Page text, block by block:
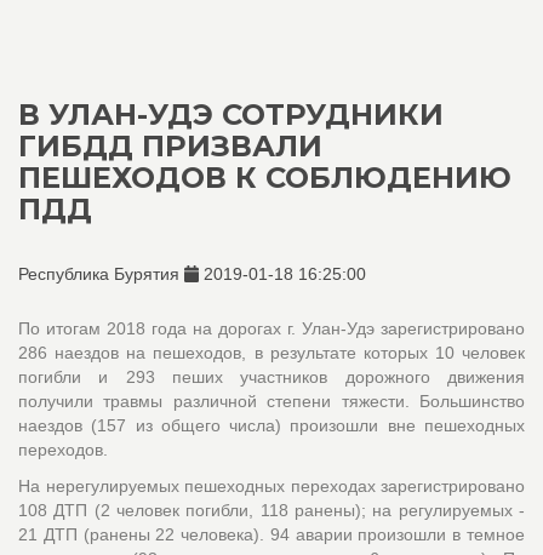
В УЛАН-УДЭ СОТРУДНИКИ
ГИБДД ПРИЗВАЛИ
ПЕШЕХОДОВ К СОБЛЮДЕНИЮ
ПДД
Республика Бурятия 2019-01-18 16:25:00
По итогам 2018 года на дорогах г. Улан-Удэ зарегистрировано
286 наездов на пешеходов, в результате которых 10 человек
погибли и 293 пеших участников дорожного движения
получили травмы различной степени тяжести. Большинство
наездов (157 из общего числа) произошли вне пешеходных
переходов.
На нерегулируемых пешеходных переходах зарегистрировано
108 ДТП (2 человек погибли, 118 ранены); на регулируемых -
21 ДТП (ранены 22 человека). 94 аварии произошли в темное